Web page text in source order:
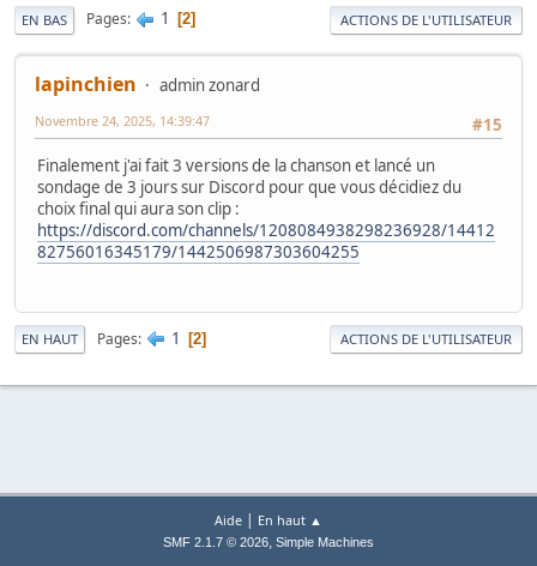
EN BAS Pages 1 2 ACTIONS DE L'UTILISATEUR
lapinchien
admin zonard
#15
Novembre 24, 2025, 14:39:47
Finalement j'ai fait 3 versions de la chanson et lancé un
sondage de 3 jours sur Discord pour que vous décidiez du
choix final qui aura son clip :
https://discord.com/channels/1208084938298236928/14412
82756016345179/1442506987303604255
EN HAUT Pages 1 2 ACTIONS DE L'UTILISATEUR
Aide | En haut ▲
SMF 2.1.7 © 2026, Simple Machines